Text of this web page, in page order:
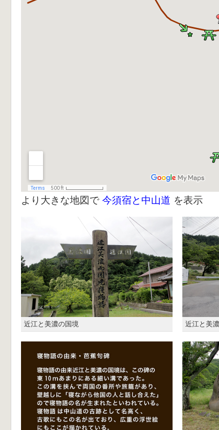
より大きな地図で 今須宿と中山道 を表示
近江と美濃の国境 近江と美